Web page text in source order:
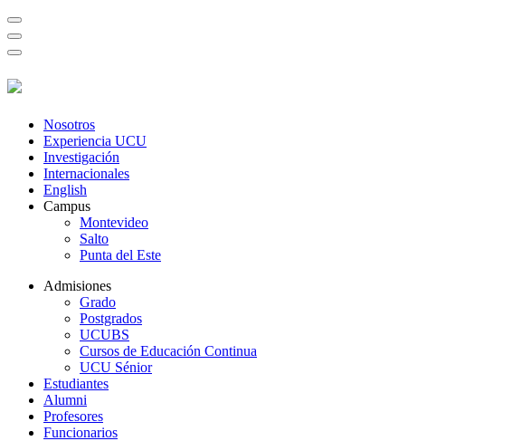
Nosotros
Experiencia UCU
Investigación
Internacionales
English
Campus
Montevideo
Salto
Punta del Este
Admisiones
Grado
Postgrados
UCUBS
Cursos de Educación Continua
UCU Sénior
Estudiantes
Alumni
Profesores
Funcionarios